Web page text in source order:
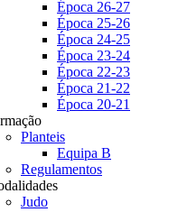
Época 26-27
Época 25-26
Época 24-25
Época 23-24
Época 22-23
Época 21-22
Época 20-21
Planteis
Equipa B
Regulamentos
Judo